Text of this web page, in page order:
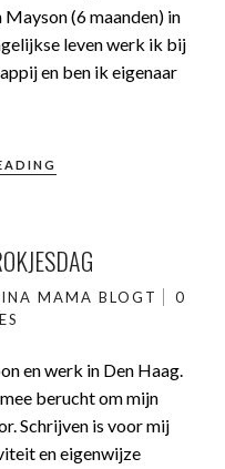
Mayson (6 maanden) in
leven werk ik bij
en ben ik eigenaar
MAMA BLOGT
0
en werk in Den Haag.
berucht om mijn
Schrijven is voor mij
en eigenwijze